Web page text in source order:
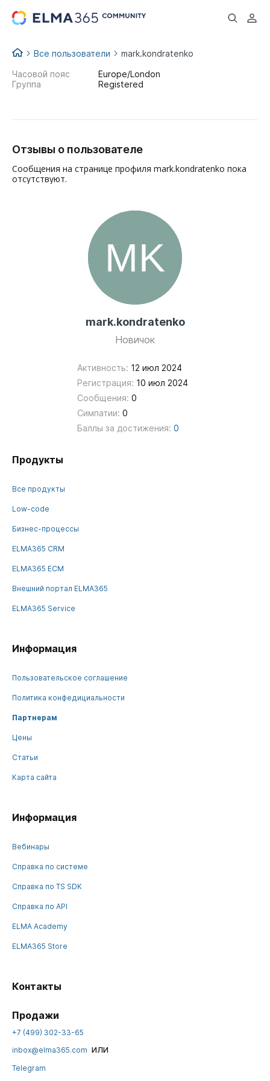
...
Все пользователи mark.kondratenko
mark.kondratenko
Новичок
Активность: 12 июл 2024
Регистрация: 10 июл 2024
Сообщения: 0
Симпатии: 0
Баллы за достижения: 0
Часовой пояс
Europe/London
Группа
Registered
Отзывы о пользователе
Сообщения на странице профиля mark.kondratenko пока
отсутствуют.
Продукты
Все продукты
Low-code
Бизнес-процессы
ELMA365 CRM
ELMA365 ECM
Внешний портал ELMA365
ELMA365 Service
Информация
Пользовательское соглашение
Политика конфедициальности
Партнерам
Цены
Статьи
Карта сайта
Информация
Вебинары
Справка по системе
Справка по TS SDK
Справка по API
ELMA Academy
ELMA365 Store
Контакты
Продажи
+7 (499) 302-33-65
inbox@elma365.com или
Telegram